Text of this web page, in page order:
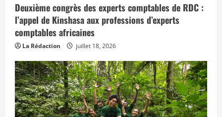
Deuxième congrès des experts comptables de RDC :
l’appel de Kinshasa aux professions d’experts
comptables africaines
La Rédaction juillet 18, 2026